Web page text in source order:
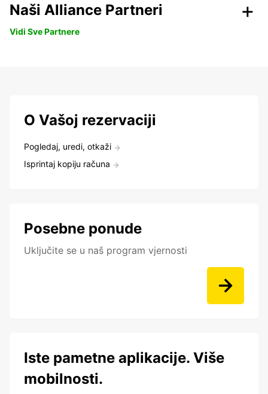
Naši Alliance Partneri
Vidi Sve Partnere
O Vašoj rezervaciji
Pogledaj, uredi, otkaži
Isprintaj kopiju računa
Posebne ponude
Uključite se u naš program vjernosti
Iste pametne aplikacije. Više
mobilnosti.